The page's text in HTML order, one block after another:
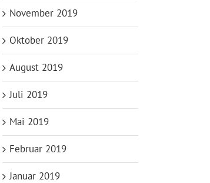
November 2019
Oktober 2019
August 2019
Juli 2019
Mai 2019
Februar 2019
Januar 2019